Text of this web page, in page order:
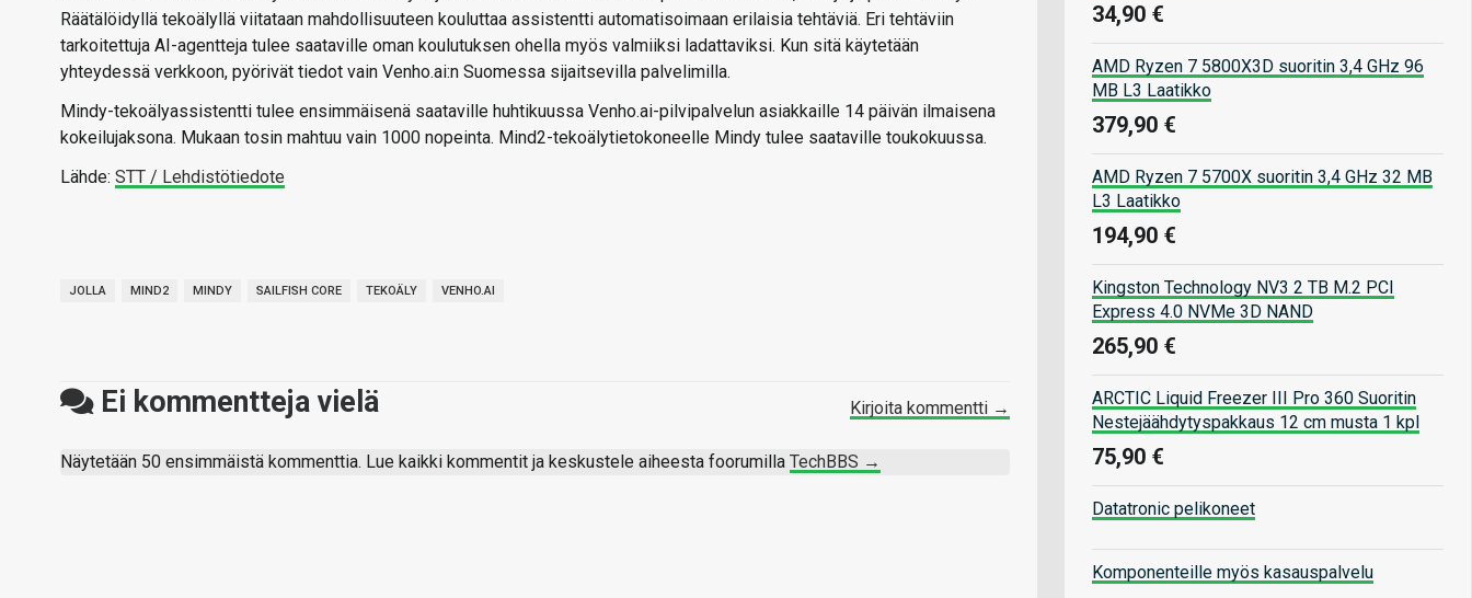
Räätälöidyllä tekoälyllä viitataan mahdollisuuteen kouluttaa assistentti automatisoimaan erilaisia tehtäviä. Eri tehtäviin
tarkoitettuja AI-agentteja tulee saataville oman koulutuksen ohella myös valmiiksi ladattaviksi. Kun sitä käytetään
yhteydessä verkkoon, pyörivät tiedot vain Venho.ai:n Suomessa sijaitsevilla palvelimilla.
Mindy-tekoälyassistentti tulee ensimmäisenä saataville huhtikuussa Venho.ai-pilvipalvelun asiakkaille 14 päivän ilmaisena
kokeilujaksona. Mukaan tosin mahtuu vain 1000 nopeinta. Mind2-tekoälytietokoneelle Mindy tulee saataville toukokuussa.
Lähde: STT / Lehdistötiedote
JOLLA MIND2 MINDY SAILFISH CORE TEKOÄLY VENHO.AI
Ei kommentteja vielä Kirjoita kommentti →
Näytetään 50 ensimmäistä kommenttia. Lue kaikki kommentit ja keskustele aiheesta foorumilla TechBBS →
34,90 €
AMD Ryzen 7 5800X3D suoritin 3,4 GHz 96
MB L3 Laatikko
379,90 €
AMD Ryzen 7 5700X suoritin 3,4 GHz 32 MB
L3 Laatikko
194,90 €
Kingston Technology NV3 2 TB M.2 PCI
Express 4.0 NVMe 3D NAND
265,90 €
ARCTIC Liquid Freezer III Pro 360 Suoritin
Nestejäähdytyspakkaus 12 cm musta 1 kpl
75,90 €
Datatronic pelikoneet
Komponenteille myös kasauspalvelu